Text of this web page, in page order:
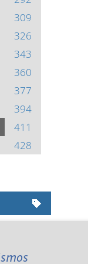
309
326
343
360
377
394
411
428